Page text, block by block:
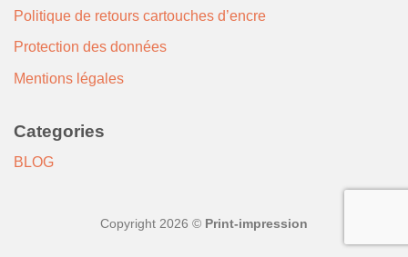
Politique de retours cartouches d’encre
Protection des données
Mentions légales
Categories
BLOG
Copyright 2026 © Print-impression